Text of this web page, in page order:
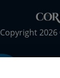
Copyright